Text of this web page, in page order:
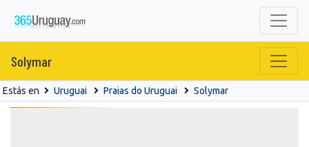
Solymar
Estás en Uruguai Praias do Uruguai Solymar